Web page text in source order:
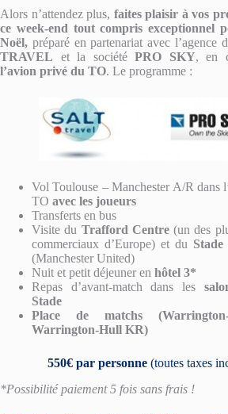
Alors n’attendez plus, faites plaisir à vos
ce week-end tout compris exceptionnel
Noël, préparé en partenariat avec l’agence
TRAVEL et la sociétéPRO SKY, en
l’avion privé du TO. Le programme :
Vol Toulouse – Manchester A/R dans
TO avec les joueurs
Transferts en bus
Visite du Trafford Centre(un des
commerciaux d’Europe) et du
(Manchester United)
Nuit et petit déjeuner en hôtel 3*
Repas d’avant-match dans les
Stade
Place de matchs
Warrington-Hull KR)
550€ par personne (toutes taxes
*Possibilité paiement 5 fois sans frais !